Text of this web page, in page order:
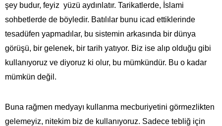
şey budur, feyiz yüzü aydınlatır. Tarikatlerde, İslami
sohbetlerde de böyledir. Batılılar bunu icad ettiklerinde
tesadüfen yapmadılar, bu sistemin arkasında bir dünya
görüşü, bir gelenek, bir tarih yatıyor. Biz ise alıp olduğu gibi
kullanıyoruz ve diyoruz ki olur, bu mümkündür. Bu o kadar
mümkün değil.
Buna rağmen medyayı kullanma mecburiyetini görmezlikten
gelemeyiz, nitekim biz de kullanıyoruz. Sadece tebliğ için